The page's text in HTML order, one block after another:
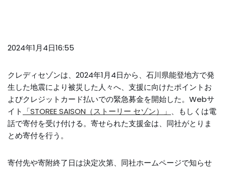
2024年1月4日16:55
クレディセゾンは、2024年1月4日から、石川県能登地方で発
生した地震により被災した人々へ、支援に向けたポイントお
よびクレジットカード払いでの緊急募金を開始した。Webサ
イト 「STOREE SAISON（ストーリー セゾン）」 、もしくは電
話で寄付を受け付ける。寄せられた支援金は、同社がとりま
とめ寄付を行う。
寄付先や寄附終了日は決定次第、同社ホームページで知らせ